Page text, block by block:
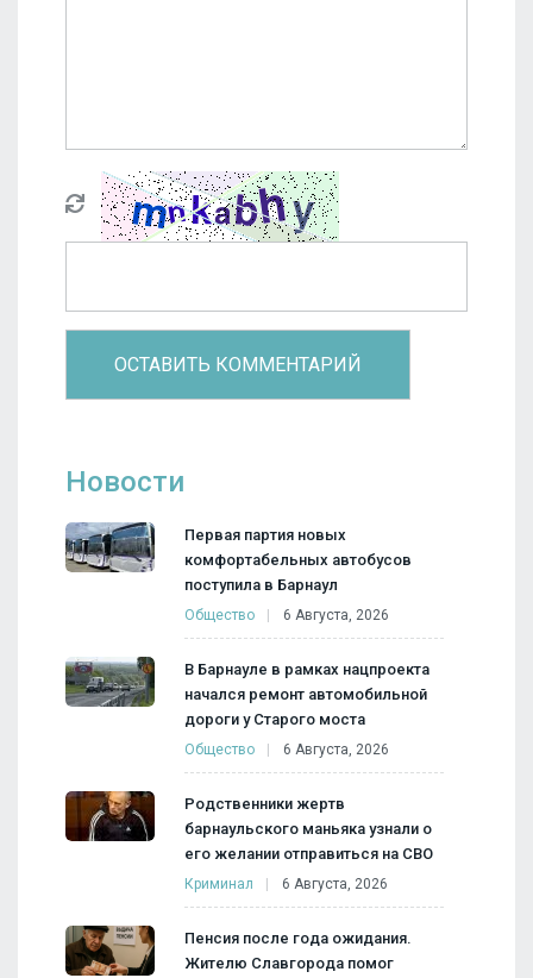
Новости
Первая партия новых
комфортабельных автобусов
поступила в Барнаул
Общество 6 Августа, 2026
В Барнауле в рамках нацпроекта
начался ремонт автомобильной
дороги у Старого моста
Общество 6 Августа, 2026
Родственники жертв
барнаульского маньяка узнали о
его желании отправиться на СВО
Криминал 6 Августа, 2026
Пенсия после года ожидания.
Жителю Славгорода помог